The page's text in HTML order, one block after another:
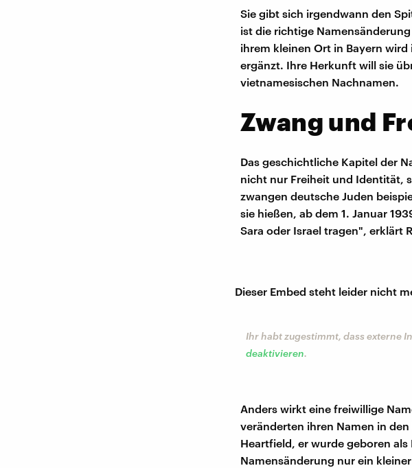
Sie gibt sich irgendwann den
ist die richtige
ihrem kleinen Ort in Bayern
ergänzt. Ihre Herkunft will sie
vietnamesischen Nachnamen.
Zwang und
Das geschichtliche Kapitel der
nicht nur Freiheit und Identität,
zwangen deutsche Juden
sie hießen, ab dem 1. Januar
Sara oder Israel tragen", erklärt
Dieser Embed steht leider nicht
Ihr habt zugestimmt, dass externe
deaktivieren.
Anders wirkt eine freiwillige
veränderten ihren Namen in den
Heartfield, er wurde geboren
Namensänderung nur ein